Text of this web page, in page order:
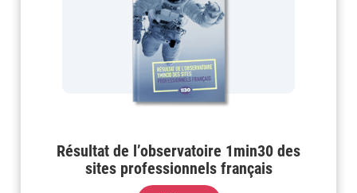
Résultat de l’observatoire 1min30 des
sites professionnels français